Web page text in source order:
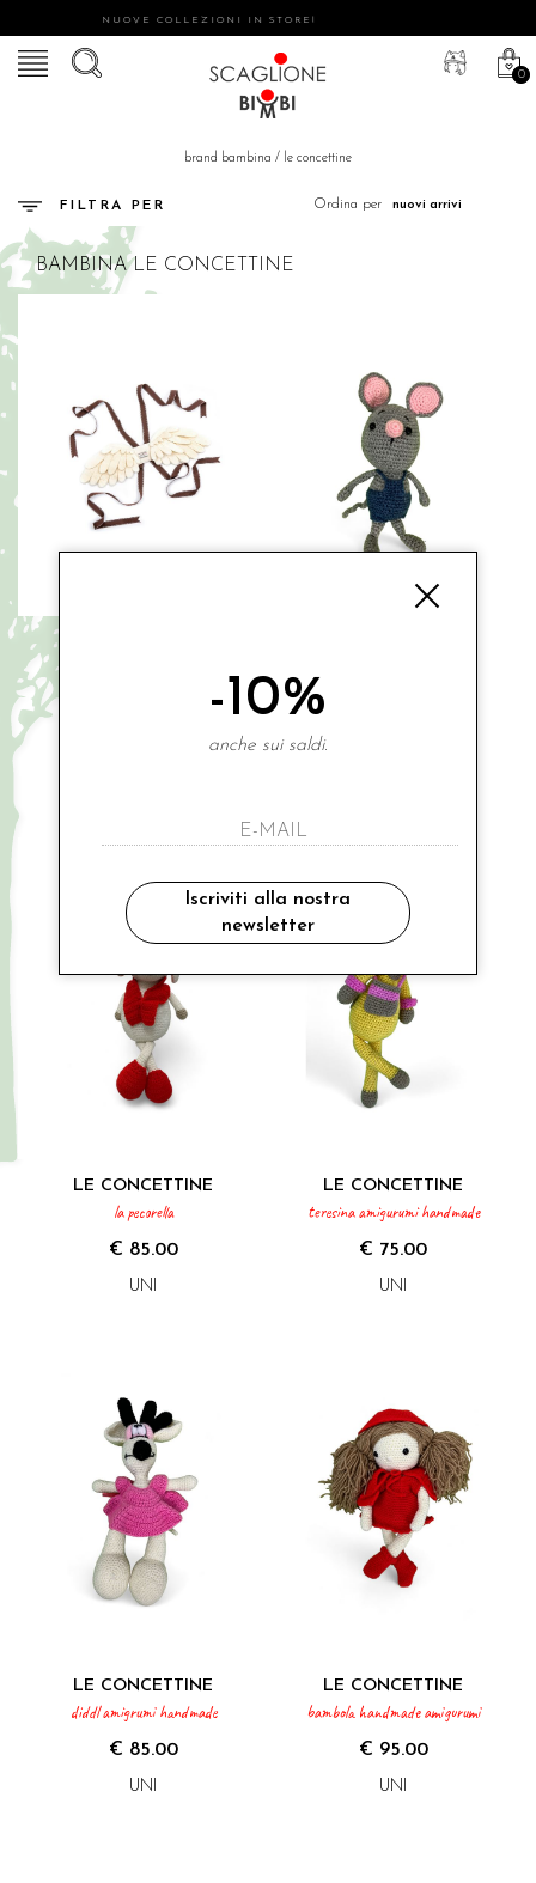
NUOVE COLLEZIONI IN STORE!
0
brand bambina / le concettine
FILTRA PER Ordina per
BAMBINALE CONCETTINE
ali in feltro "buon compleanno"
LE CONCETTINE
la pecorella
€ 85.00
UNI
LE CONCETTINE
teresina amigurumi handmade
€ 75.00
UNI
LE CONCETTINE
diddl amigrumi handmade
€ 85.00
UNI
LE CONCETTINE
bambola handmade amigurumi
€ 95.00
UNI
-10%
anche sui saldi.
Iscriviti alla nostra
newsletter